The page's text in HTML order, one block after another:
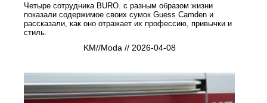
Четыре сотрудника BURO. с разным образом жизни
показали содержимое своих сумок Guess Camden и
рассказали, как оно отражает их профессию, привычки и
стиль.
KM//Moda // 2026-04-08